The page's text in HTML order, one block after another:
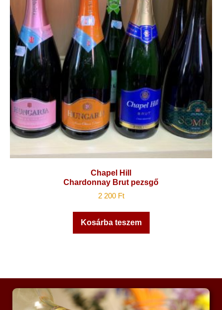
Chapel Hill
Chardonnay Brut pezsgő
2 200 Ft
Kosárba teszem